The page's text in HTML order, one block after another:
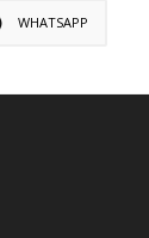
WHATSAPP